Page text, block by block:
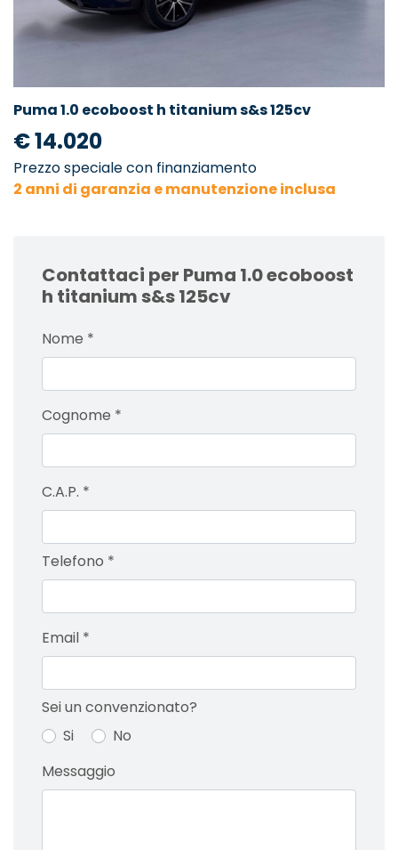
Puma 1.0 ecoboost h titanium s&s 125cv
€ 14.020
Prezzo speciale con finanziamento
2 anni di garanzia e manutenzione inclusa
Contattaci per Puma 1.0 ecoboost
h titanium s&s 125cv
Nome *
Cognome *
C.A.P. *
Telefono *
Email *
Sei un convenzionato?
Si
No
Messaggio